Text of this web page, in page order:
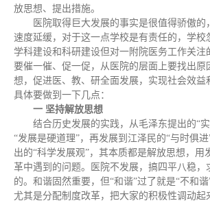
放思想、提出措施。
医院取得巨大发展的事实是很值得骄傲
速度延缓，对于这一点学校是有责任的，学校
学科建设和科研建设但对一附院医务工作关注
要催一催、促一促，从医院的层面上要找出原
想，促进医、教、研全面发展，实现社会效益
具体要做到一下几点：
一 坚持解放思想
结合历史发展的实践，从毛泽东提出的“
“发展是硬道理”，再发展到江泽民的“与时俱
出的“科学发展观”，其本质都是解放思想，用
革中遇到的问题。医院不发展，搞四平八稳，
的。和谐固然重要，但“和谐”过了就是“不和谐
尤其是分配制度改革，把大家的积极性调动起